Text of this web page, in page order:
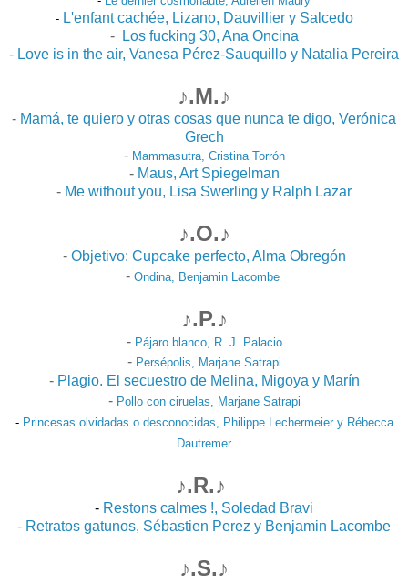
- L'enfant cachée, Lizano, Dauvillier y Salcedo
-
Los fucking 30, Ana Oncina
- Love is in the air, Vanesa Pérez-Sauquillo y Natalia Pereira
♪.M.♪
- Mamá, te quiero y otras cosas que nunca te digo, Verónica
Grech
- Mammasutra, Cristina Torrón
- Maus, Art Spiegelman
- Me without you, Lisa Swerling y Ralph Lazar
♪.O.♪
- Objetivo: Cupcake perfecto, Alma Obregón
- Ondina, Benjamin Lacombe
♪.P.♪
- Pájaro blanco, R. J. Palacio
- Persépolis, Marjane Satrapi
- Plagio. El secuestro de Melina, Migoya y Marín
- Pollo con ciruelas, Marjane Satrapi
- Princesas olvidadas o desconocidas, Philippe Lechermeier y Rébecca
Dautremer
♪.R.♪
- Restons calmes !, Soledad Bravi
- Retratos gatunos, Sébastien Perez y Benjamin Lacombe
♪.S.♪